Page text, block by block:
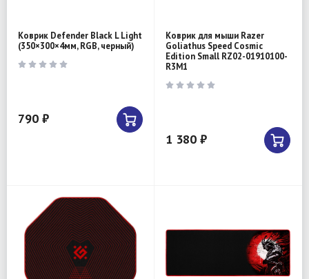
Коврик Defender Black L Light
(350×300×4мм, RGB, черный)
790 ₽
Коврик для мыши Razer
Goliathus Speed Cosmic
Edition Small RZ02-01910100-
R3M1
1 380 ₽